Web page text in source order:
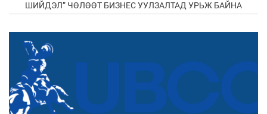
ШИЙДЭЛ” ЧӨЛӨӨТ БИЗНЕС УУЛЗАЛТАД УРЬЖ БАЙНА